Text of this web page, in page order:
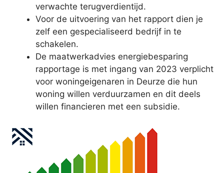
verwachte terugverdientijd.
Voor de uitvoering van het rapport dien je
zelf een gespecialiseerd bedrijf in te
schakelen.
De maatwerkadvies energiebesparing
rapportage is met ingang van 2023 verplicht
voor woningeigenaren in Deurze die hun
woning willen verduurzamen en dit deels
willen financieren met een subsidie.